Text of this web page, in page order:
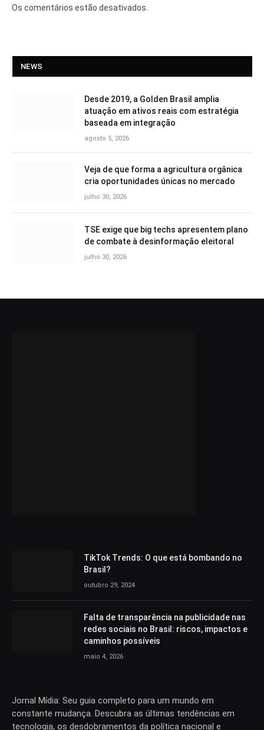
Os comentários estão desativados.
NEWS
Desde 2019, a Golden Brasil amplia
atuação em ativos reais com estratégia
baseada em integração
agosto 5, 2026
Veja de que forma a agricultura orgânica
cria oportunidades únicas no mercado
julho 30, 2026
TSE exige que big techs apresentem plano
de combate à desinformação eleitoral
julho 30, 2026
TikTok Trends: O que está bombando no
Brasil?
outubro 29, 2024
Falta de transparência na publicidade nas
redes sociais no Brasil: riscos, impactos e
caminhos possíveis
maio 4, 2026
Jornal Mídia: Seu guia completo para um mundo em
constante mudança. Descubra as últimas tendências em
tecnologia, os desdobramentos da política nacional e